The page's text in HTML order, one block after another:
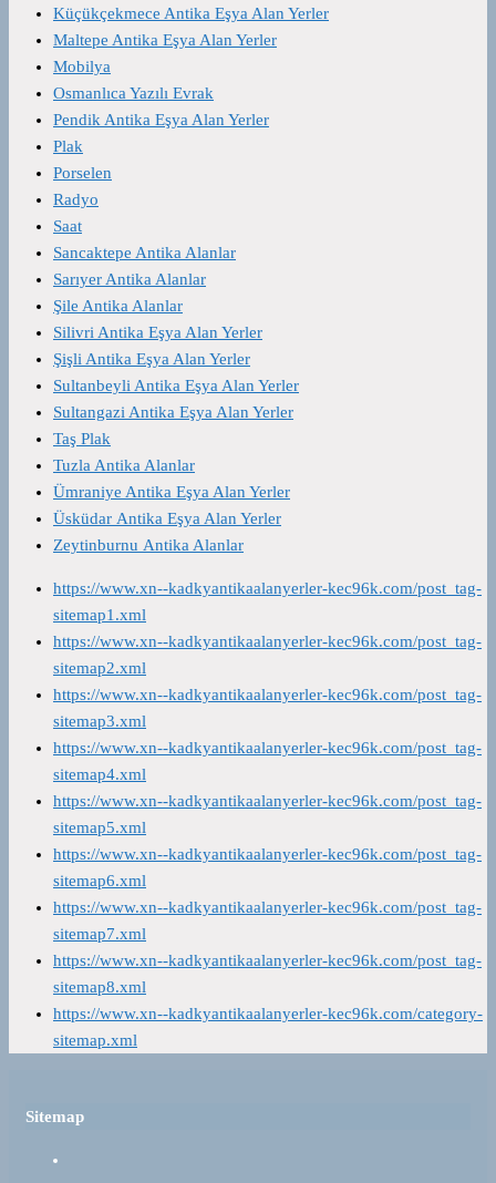
Küçükçekmece Antika Eşya Alan Yerler
Maltepe Antika Eşya Alan Yerler
Mobilya
Osmanlıca Yazılı Evrak
Pendik Antika Eşya Alan Yerler
Plak
Porselen
Radyo
Saat
Sancaktepe Antika Alanlar
Sarıyer Antika Alanlar
Şile Antika Alanlar
Silivri Antika Eşya Alan Yerler
Şişli Antika Eşya Alan Yerler
Sultanbeyli Antika Eşya Alan Yerler
Sultangazi Antika Eşya Alan Yerler
Taş Plak
Tuzla Antika Alanlar
Ümraniye Antika Eşya Alan Yerler
Üsküdar Antika Eşya Alan Yerler
Zeytinburnu Antika Alanlar
https://www.xn--kadkyantikaalanyerler-kec96k.com/post_tag-
sitemap1.xml
https://www.xn--kadkyantikaalanyerler-kec96k.com/post_tag-
sitemap2.xml
https://www.xn--kadkyantikaalanyerler-kec96k.com/post_tag-
sitemap3.xml
https://www.xn--kadkyantikaalanyerler-kec96k.com/post_tag-
sitemap4.xml
https://www.xn--kadkyantikaalanyerler-kec96k.com/post_tag-
sitemap5.xml
https://www.xn--kadkyantikaalanyerler-kec96k.com/post_tag-
sitemap6.xml
https://www.xn--kadkyantikaalanyerler-kec96k.com/post_tag-
sitemap7.xml
https://www.xn--kadkyantikaalanyerler-kec96k.com/post_tag-
sitemap8.xml
https://www.xn--kadkyantikaalanyerler-kec96k.com/category-
sitemap.xml
Sitemap